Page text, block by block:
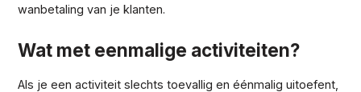
wanbetaling van je klanten.
Wat met eenmalige activiteiten?
Als je een activiteit slechts toevallig en éénmalig uitoefent,